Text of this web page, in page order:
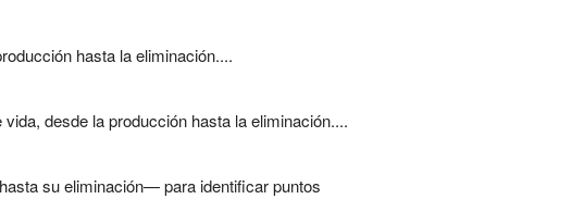
hasta la eliminación....
desde la producción hasta la eliminación....
su eliminación— para identificar puntos